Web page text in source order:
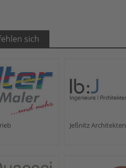
sich
Jeßnitz Architekten